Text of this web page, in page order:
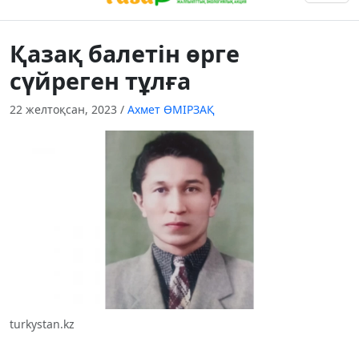
Қазақ балетін өрге
сүйреген тұлға
22 желтоқсан, 2023 / Ахмет ӨМІРЗАҚ
turkystan.kz